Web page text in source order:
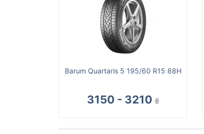
Barum Quartaris 5 195/60 R15 88H
3150 - 3210 ₴